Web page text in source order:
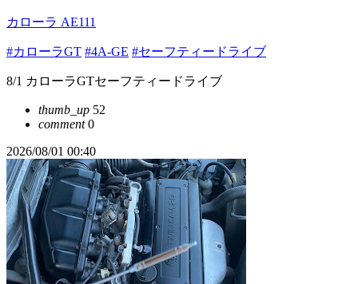
カローラ AE111
#カローラGT #4A-GE #セーフティードライブ
8/1 カローラGTセーフティードライブ
thumb_up 52
comment0
2026/08/01 00:40